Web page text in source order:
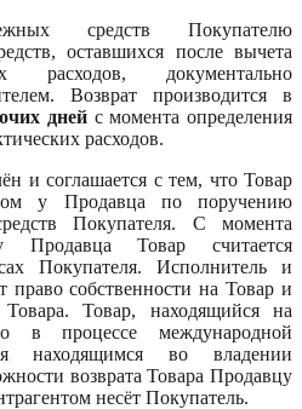
средств Покупателю
оставшихся после вычета
расходов, документально
Возврат производится в
днейс момента определения
расходов.
и соглашается с тем, что Товар
у Продавца по поручению
Покупателя. С момента
Продавца Товар считается
Покупателя. Исполнитель и
право собственности на Товар и
Товар, находящийся на
в процессе международной
находящимся во владении
возврата Товара Продавцу
несёт Покупатель.